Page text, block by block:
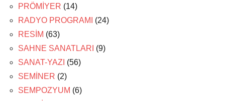
PRÖMİYER (14)
RADYO PROGRAMI
(24)
RESİM (63)
SAHNE SANATLARI (9)
SANAT-YAZI (56)
SEMİNER (2)
SEMPOZYUM (6)